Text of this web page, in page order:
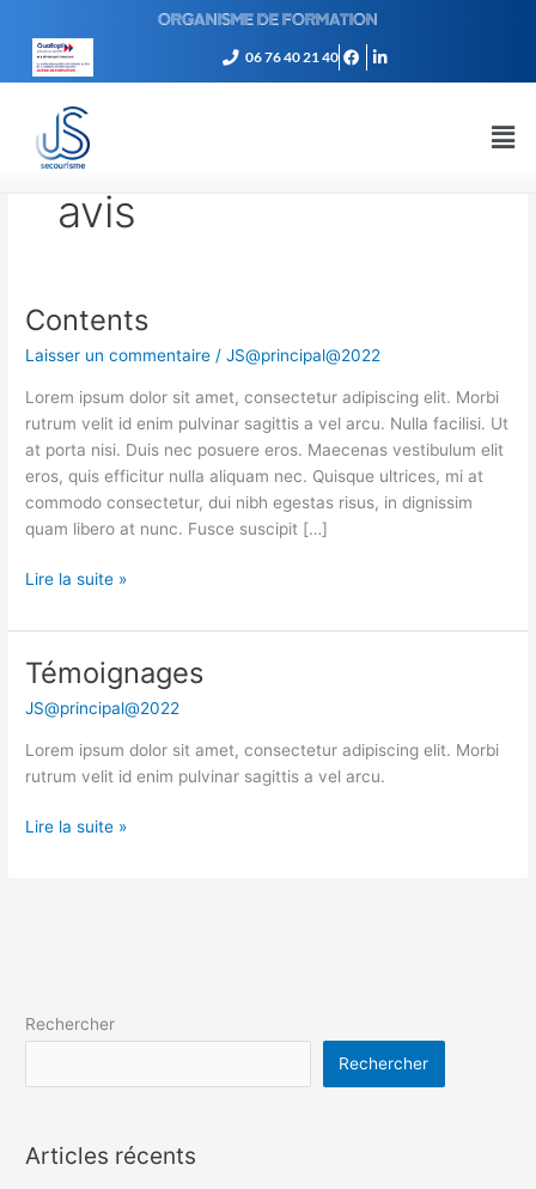
contenu
ORGANISME DE FORMATION
06 76 40 21 40
avis
Contents
Laisser un commentaire /JS@principal@2022
Lorem ipsum dolor sit amet, consectetur adipiscing elit. Morbi
rutrum velit id enim pulvinar sagittis a vel arcu. Nulla facilisi. Ut
at porta nisi. Duis nec posuere eros. Maecenas vestibulum elit
eros, quis efficitur nulla aliquam nec. Quisque ultrices, mi at
commodo consectetur, dui nibh egestas risus, in dignissim
quam libero at nunc. Fusce suscipit […]
Contents
Lire la suite »
Témoignages
JS@principal@2022
Lorem ipsum dolor sit amet, consectetur adipiscing elit. Morbi
rutrum velit id enim pulvinar sagittis a vel arcu.
Témoignages
Lire la suite »
Rechercher
Rechercher
Articles récents